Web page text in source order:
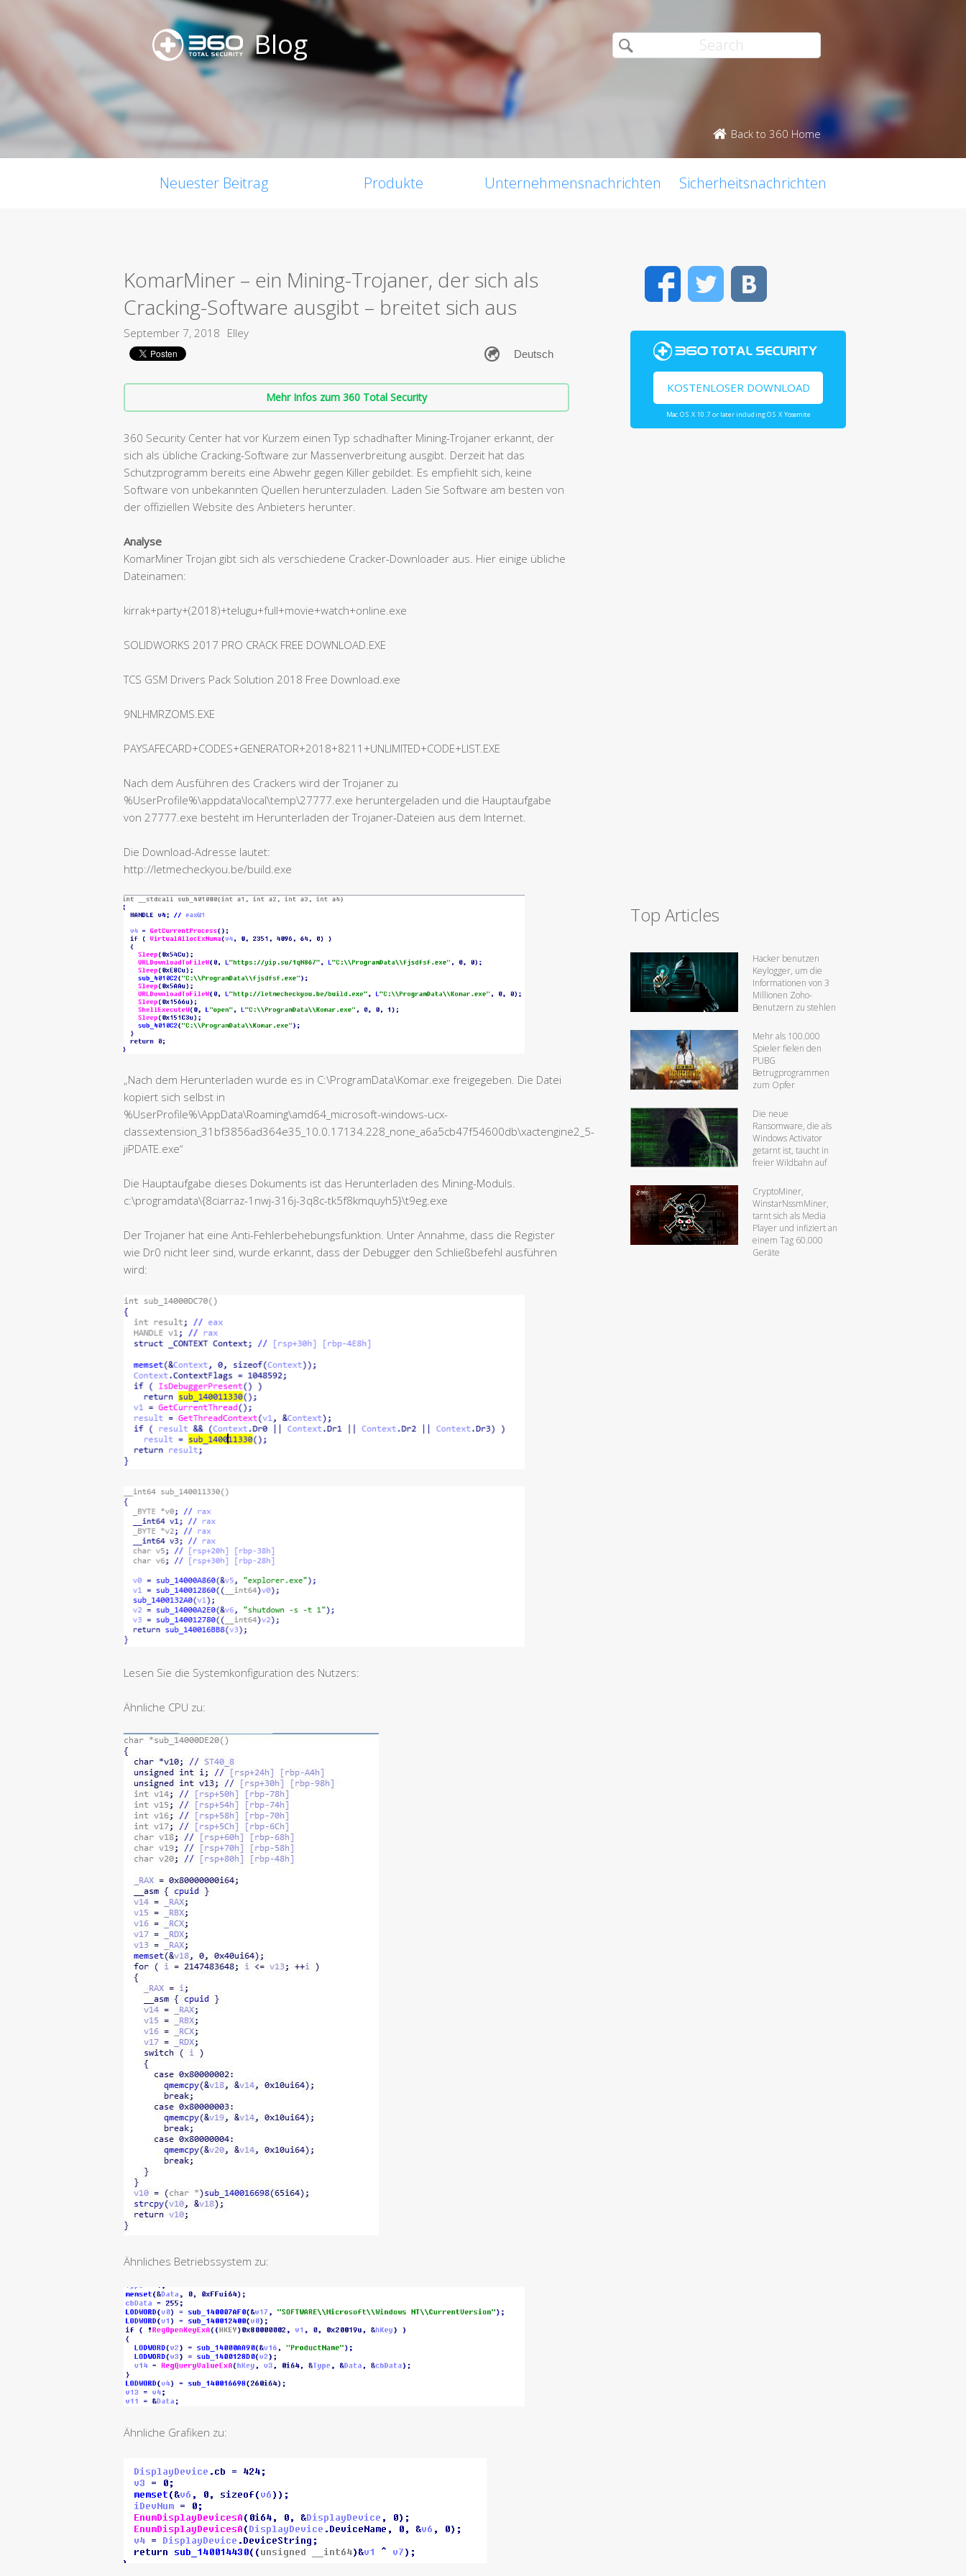
Blog
Back to 360 Home
Neuester Beitrag Produkte Unternehmensnachrichten Sicherheitsnachrichten
KomarMiner – ein Mining-Trojaner, der sich als
Cracking-Software ausgibt – breitet sich aus
September 7, 2018 Elley
Mehr Infos zum 360 Total Security
360 Security Center hat vor Kurzem einen Typ schadhafter Mining-Trojaner erkannt, der
sich als übliche Cracking-Software zur Massenverbreitung ausgibt. Derzeit hat das
Schutzprogramm bereits eine Abwehr gegen Killer gebildet. Es empfiehlt sich, keine
Software von unbekannten Quellen herunterzuladen. Laden Sie Software am besten von
der offiziellen Website des Anbieters herunter.
Analyse
KomarMiner Trojan gibt sich als verschiedene Cracker-Downloader aus. Hier einige übliche
Dateinamen:
kirrak+party+(2018)+telugu+full+movie+watch+online.exe
SOLIDWORKS 2017 PRO CRACK FREE DOWNLOAD.EXE
TCS GSM Drivers Pack Solution 2018 Free Download.exe
9NLHMRZOMS.EXE
PAYSAFECARD+CODES+GENERATOR+2018+8211+UNLIMITED+CODE+LIST.EXE
Nach dem Ausführen des Crackers wird der Trojaner zu
%UserProfile%\appdata\local\temp\27777.exe heruntergeladen und die Hauptaufgabe
von 27777.exe besteht im Herunterladen der Trojaner-Dateien aus dem Internet.
Die Download-Adresse lautet:
http://letmecheckyou.be/build.exe
„Nach dem Herunterladen wurde es in C:\ProgramData\Komar.exe freigegeben. Die Datei
kopiert sich selbst in
%UserProfile%\AppData\Roaming\amd64_microsoft-windows-ucx-
classextension_31bf3856ad364e35_10.0.17134.228_none_a6a5cb47f54600db\xactengine2_5-
jiPDATE.exe“
Die Hauptaufgabe dieses Dokuments ist das Herunterladen des Mining-Moduls.
c:\programdata\{8ciarraz-1nwj-316j-3q8c-tk5f8kmquyh5}\t9eg.exe
Der Trojaner hat eine Anti-Fehlerbehebungsfunktion. Unter Annahme, dass die Register
wie Dr0 nicht leer sind, wurde erkannt, dass der Debugger den Schließbefehl ausführen
wird:
Lesen Sie die Systemkonfiguration des Nutzers:
Ähnliche CPU zu:
Ähnliches Betriebssystem zu:
Ähnliche Grafiken zu:
FacebookTwitter
KOSTENLOSER DOWNLOAD
Mac OS X 10.7 or later including OS X Yosemite
Top Articles
Hacker benutzen
Keylogger, um die
Informationen von 3
Millionen Zoho-
Benutzern zu stehlen
Mehr als 100.000
Spieler fielen den
PUBG
Betrugprogrammen
zum Opfer
Die neue
Ransomware, die als
Windows Activator
getarnt ist, taucht in
freier Wildbahn auf
CryptoMiner,
WinstarNssmMiner,
tarnt sich als Media
Player und infiziert an
einem Tag 60.000
Geräte